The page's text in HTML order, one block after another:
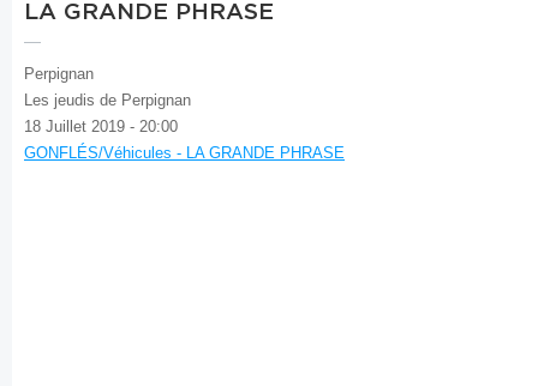
LA GRANDE PHRASE
Perpignan
Les jeudis de Perpignan
18 Juillet 2019 - 20:00
GONFLÉS/Véhicules - LA GRANDE PHRASE